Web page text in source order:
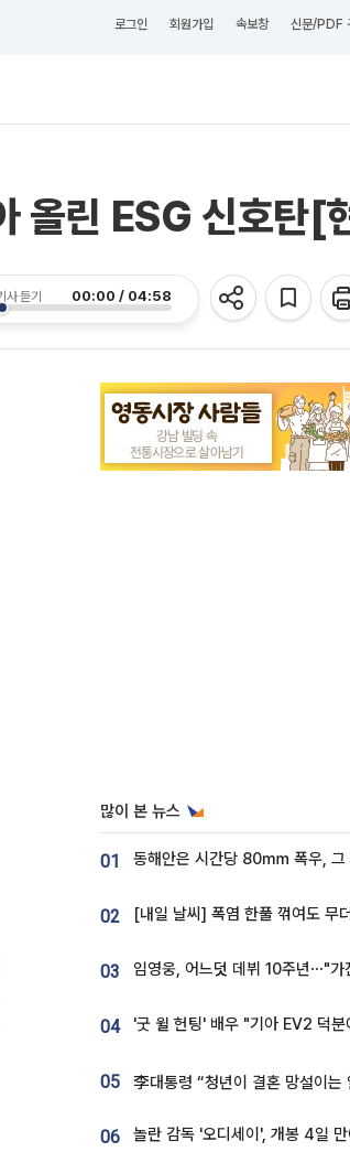
로그인 회원가입 속보창 신문/PDF
올린 ESG 신호탄[
사 듣기 00:00 / 04:58
많이 본 뉴스
01
02
03
04
05
06